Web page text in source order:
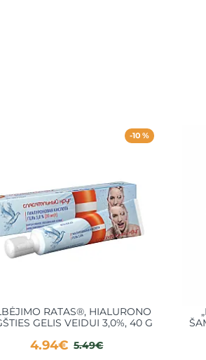
-10 %
RATAS®, HIALURONO
GELIS VEIDUI 3,0%, 40 G
4.94€ 5.49€